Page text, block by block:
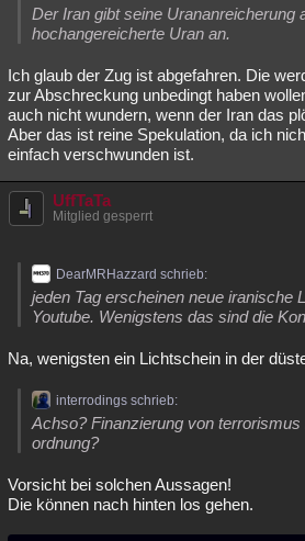
Der Iran gibt seine Urananreicherung
hochangereicherte Uran an.
Ich glaub der Zug ist abgefahren. Die
zur Abschreckung unbedingt haben
auch nicht wundern, wenn der Iran das
Aber das ist reine Spekulation, da ich
einfach verschwunden ist.
UffTaTa
Mitglied gesperrt
DearMRHazzard schrieb:
jeden Tag erscheinen neue iranische
Youtube. Wenigstens das sind die
Na, wenigsten ein Lichtschein in der
interrodings schrieb:
Achso? Finanzierung von terrorismus
ordnung?
Vorsicht bei solchen Aussagen!
Die können nach hinten los gehen.